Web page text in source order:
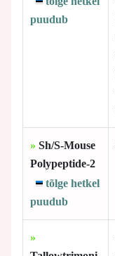
puudub
» Sh/S-Mouse
Polypeptide-2
tõlge hetkel
puudub
»